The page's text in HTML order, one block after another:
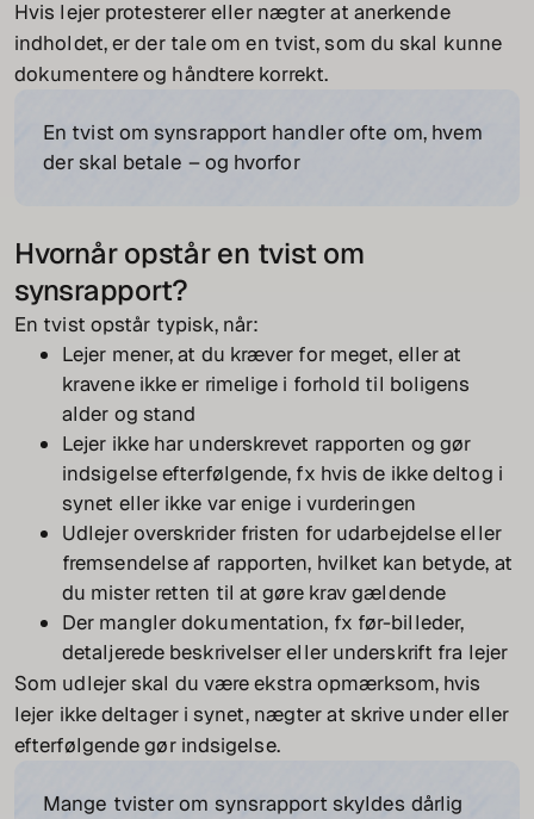
Hvis lejer protesterer eller nægter at anerkende
indholdet, er der tale om en tvist, som du skal kunne
dokumentere og håndtere korrekt.
En tvist om synsrapport handler ofte om, hvem
der skal betale – og hvorfor
Hvornår opstår en tvist om
synsrapport?
En tvist opstår typisk, når:
Lejer mener, at du kræver for meget, eller at
kravene ikke er rimelige i forhold til boligens
alder og stand
Lejer ikke har underskrevet rapporten og gør
indsigelse efterfølgende, fx hvis de ikke deltog i
synet eller ikke var enige i vurderingen
Udlejer overskrider fristen for udarbejdelse eller
fremsendelse af rapporten, hvilket kan betyde, at
du mister retten til at gøre krav gældende
Der mangler dokumentation, fx før-billeder,
detaljerede beskrivelser eller underskrift fra lejer
Som udlejer skal du være ekstra opmærksom, hvis
lejer ikke deltager i synet, nægter at skrive under eller
efterfølgende gør indsigelse.
Mange tvister om synsrapport skyldes dårlig